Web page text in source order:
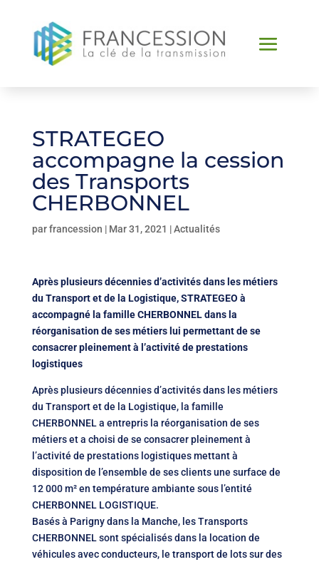
STRATEGEO
accompagne la cession
des Transports
CHERBONNEL
parfrancession | Mar 31, 2021 |Actualités
Après plusieurs décennies d’activités dans les métiers
du Transport et de la Logistique, STRATEGEO à
accompagné la famille CHERBONNEL dans la
réorganisation de ses métiers lui permettant de se
consacrer pleinement à l’activité de prestations
logistiques
Après plusieurs décennies d’activités dans les métiers
du Transport et de la Logistique, la famille
CHERBONNEL a entrepris la réorganisation de ses
métiers et a choisi de se consacrer pleinement à
l’activité de prestations logistiques mettant à
disposition de l’ensemble de ses clients une surface de
12 000 m² en température ambiante sous l’entité
CHERBONNEL LOGISTIQUE.
Basés à Parigny dans la Manche, les Transports
CHERBONNEL sont spécialisés dans la location de
véhicules avec conducteurs, le transport de lots sur des